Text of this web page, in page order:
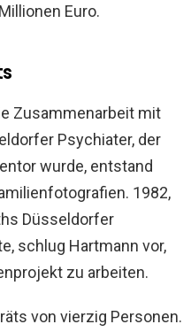
Euro.
Zusammenarbeit mit
Psychiater, der
wurde, entstand
1982,
Düsseldorfer
schlug Hartmann vor,
zu arbeiten.
von vierzig Personen.